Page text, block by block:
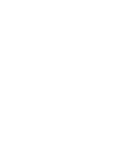
XS
dei resi